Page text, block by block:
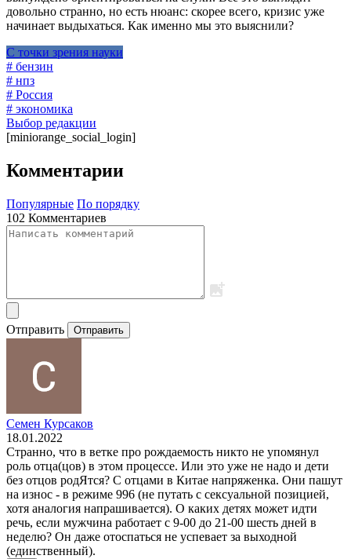
довольно странно, но есть нюанс: скорее всего, кризис уже
начинает выдыхаться. Как именно мы это выяснили?
С точки зрения науки
# бензин
# нпз
# Россия
# экономика
Выбор редакции
[miniorange_social_login]
Комментарии
Популярные По порядку
102 Комментариев
Отправить Отправить
Семен Курсаков
18.01.2022
Странно, что в ветке про рождаемость никто не упомянул
роль отца(цов) в этом процессе. Или это уже не надо и дети
без отцов родЯтся? С отцами в Китае напряженка. Они пашут
на износ - в режиме 996 (не путать с сексуальной позицией,
хотя аналогия напрашивается). О каких детях может идти
речь, если мужчина работает с 9-00 до 21-00 шесть дней в
неделю? Он даже отоспаться не успевает за выходной
(единственный).